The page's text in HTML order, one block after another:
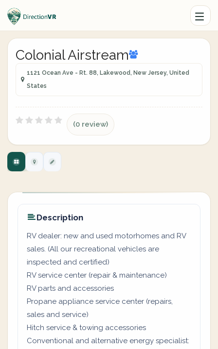
Colonial Airstream
1121 Ocean Ave - Rt. 88, Lakewood, New Jersey, United
States
(0 review)
Description
RV dealer: new and used motorhomes and RV
sales. (All our recreational vehicles are
inspected and certified)
RV service center (repair & maintenance)
RV parts and accessories
Propane appliance service center (repairs,
sales and service)
Hitch service & towing accessories
Conventional and alternative energy specialist: